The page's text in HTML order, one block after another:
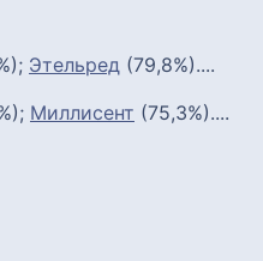
Этельред (79,8%)....
Миллисент (75,3%)....